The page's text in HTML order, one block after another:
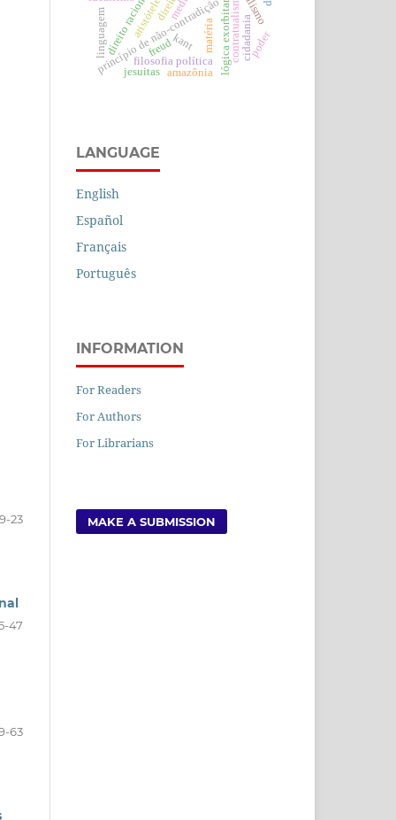
23
47
63
princípio de não-contradiçãológica exorbitante.
kant
direito racional
filosofia política contratualismo
matéria
linguagem aristóteles
jesuitas
cidadaniapoder
freud
amazônia
LANGUAGE
English
Español
Français
Português
INFORMATION
For Readers
For Authors
For Librarians
MAKE A SUBMISSION